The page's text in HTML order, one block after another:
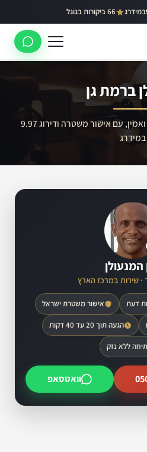
במידרג 66 ביקורות בגוגל
ברמת גן
שירות מנעולן מקצועי, מהיר ואמין, עם אישור משטרה ודירוג 9.97
במידרג
המנעולן
· שירות במרכז הארץ
אישור משטרת ישראל
הגעה תוך 20 עד 40 דקות
ללא נזק
וואטסאפ